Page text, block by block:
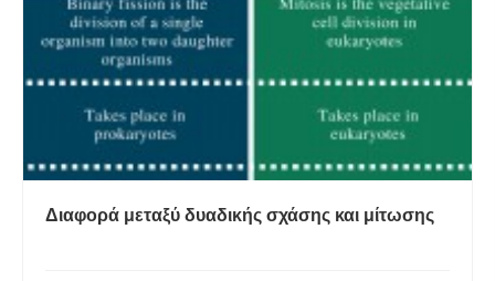
mtDNA και το cpDNA,
Διαφορά μεταξύ δυαδικής σχάσης και μίτωσης